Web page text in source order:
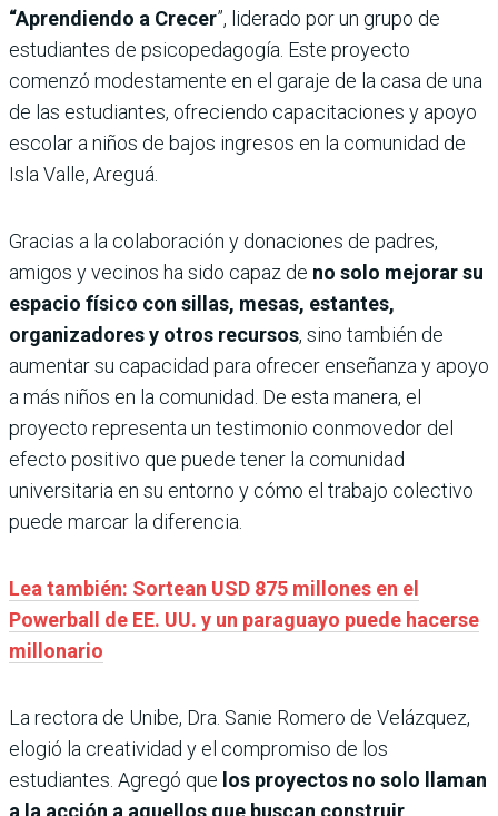
“Aprendiendo a Crecer”, liderado por un grupo de
estudiantes de psicopedagogía. Este proyecto
comenzó modestamente en el garaje de la casa de una
de las estudiantes, ofreciendo capacitaciones y apoyo
escolar a niños de bajos ingresos en la comunidad de
Isla Valle, Areguá.
Gracias a la colaboración y donaciones de padres,
amigos y vecinos ha sido capaz de no solo mejorar su
espacio físico con sillas, mesas, estantes,
organizadores y otros recursos, sino también de
aumentar su capacidad para ofrecer enseñanza y apoyo
a más niños en la comunidad. De esta manera, el
proyecto representa un testimonio conmovedor del
efecto positivo que puede tener la comunidad
universitaria en su entorno y cómo el trabajo colectivo
puede marcar la diferencia.
Lea también: Sortean USD 875 millones en el
Powerball de EE. UU. y un paraguayo puede hacerse
millonario
La rectora de Unibe, Dra. Sanie Romero de Velázquez,
elogió la creatividad y el compromiso de los
estudiantes. Agregó que los proyectos no solo llaman
a la acción a aquellos que buscan construir